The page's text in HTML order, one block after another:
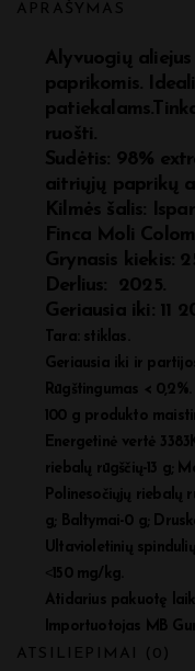
APRAŠYMAS
Alyvuogių
paprikomis.
ruošti.
Sudėtis: 98%
aitriųjų paprikų
Kilmės šalis:
Finca Moli
Grynasis kiekis:
Derlius: 2025.
Geriausia iki: 11
Tara: stiklas.
Geriausia iki ir
Rūgštingumas < 0,2%.
100 g produkto
Energetinė vertė
riebalų rūgščių-13 g;
Polinesočiųjų riebalų
g; Baltymai-0 g;
Ultavioletinių
˂ 150 mg/kg.
Atidarius pakuotę
Importuotojas MB
ATSILIEPIMAI (0)